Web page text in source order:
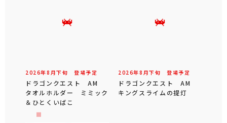
2026年8 月下旬 登場予定
ドラゴンクエスト AM
タオルホルダー ミミック
＆ひとくいばこ
2026年8 月下旬 登場予定
ドラゴンクエスト AM
キングスライムの提灯